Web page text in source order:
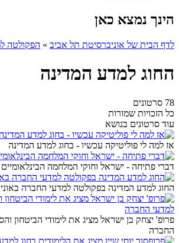
הינך נמצא כאן
לדף הבית של אוניברסיטת תל אביב » הפקולטה
החוג למדע המדינה
78 סרטונים
כל הזכויות שמורות
עוד סרטונים בנושא
אז למה לי פוליטיקה עכשיו - בחוג למדע המדינה
דברי פתיחה - ישראל וחוקי המלחמה הבינלאומיים
החוג למדע המדינה בפקולטה למדעי החברה
פרופ' יצחק בן ישראל מציג את לימודי הביטחון
החברה